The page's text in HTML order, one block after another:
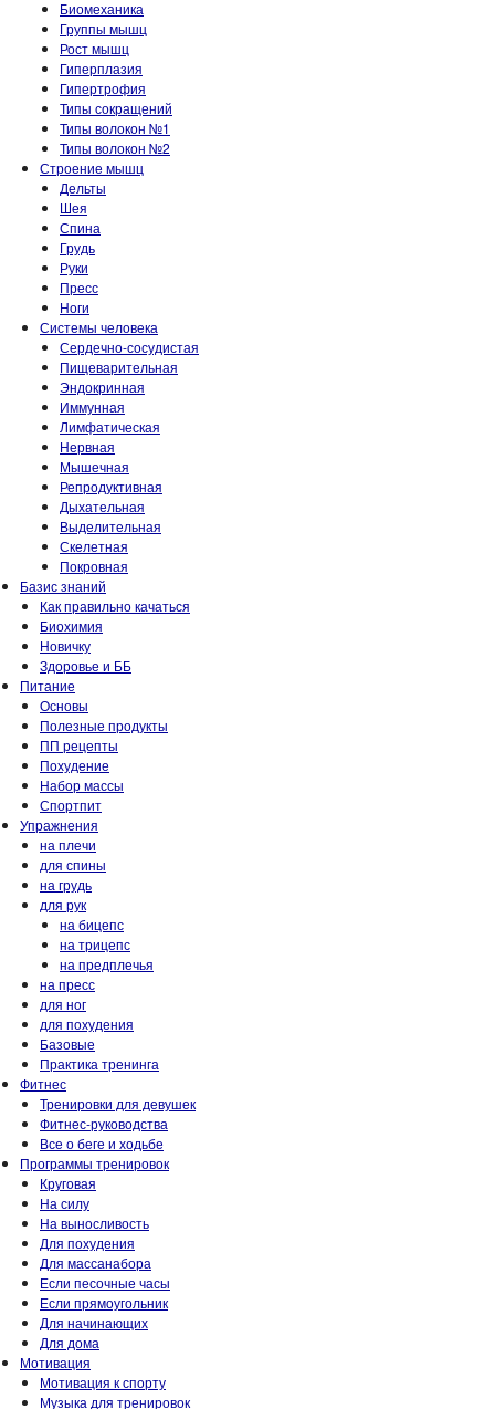
Биомеханика
Группы мышц
Рост мышц
Гиперплазия
Гипертрофия
Типы сокращений
Типы волокон №1
Типы волокон №2
Строение мышц
Дельты
Шея
Спина
Грудь
Руки
Пресс
Ноги
Системы человека
Сердечно-сосудистая
Пищеварительная
Эндокринная
Иммунная
Лимфатическая
Нервная
Мышечная
Репродуктивная
Дыхательная
Выделительная
Скелетная
Покровная
Базис знаний
Как правильно качаться
Биохимия
Новичку
Здоровье и ББ
Питание
Основы
Полезные продукты
ПП рецепты
Похудение
Набор массы
Спортпит
Упражнения
на плечи
для спины
на грудь
для рук
на бицепс
на трицепс
на предплечья
на пресс
для ног
для похудения
Базовые
Практика тренинга
Фитнес
Тренировки для девушек
Фитнес-руководства
Все о беге и ходьбе
Программы тренировок
Круговая
На силу
На выносливость
Для похудения
Для массанабора
Если песочные часы
Если прямоугольник
Для начинающих
Для дома
Мотивация
Мотивация к спорту
Музыка для тренировок